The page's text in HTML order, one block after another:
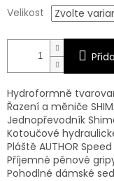
Velikost
Hydroformně
Řazení a měniče
Jednopřevodník
Kotoučové
Pláště AUTHOR
Příjemné pěnové
Pohodlné dámské